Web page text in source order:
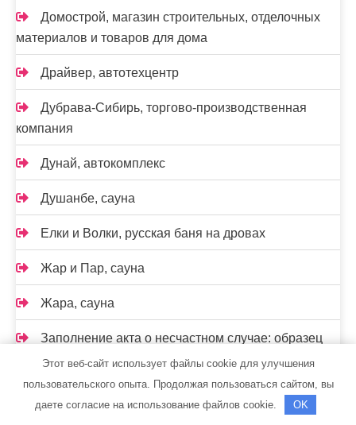
Домострой, магазин строительных, отделочных
материалов и товаров для дома
Драйвер, автотехцентр
Дубрава-Сибирь, торгово-производственная
компания
Дунай, автокомплекс
Душанбе, сауна
Елки и Волки, русская баня на дровах
Жар и Пар, сауна
Жара, сауна
Заполнение акта о несчастном случае: образец
Заправка автокондиционеров
Зеленый остров, парк отдыха
Этот веб-сайт использует файлы cookie для улучшения
пользовательского опыта. Продолжая пользоваться сайтом, вы
даете согласие на использование файлов cookie.
OK